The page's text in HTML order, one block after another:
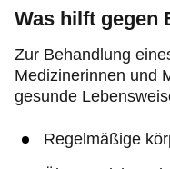
Was hilft gegen
Zur Behandlung
Medizinerinnen und
gesunde
Regelmäßige